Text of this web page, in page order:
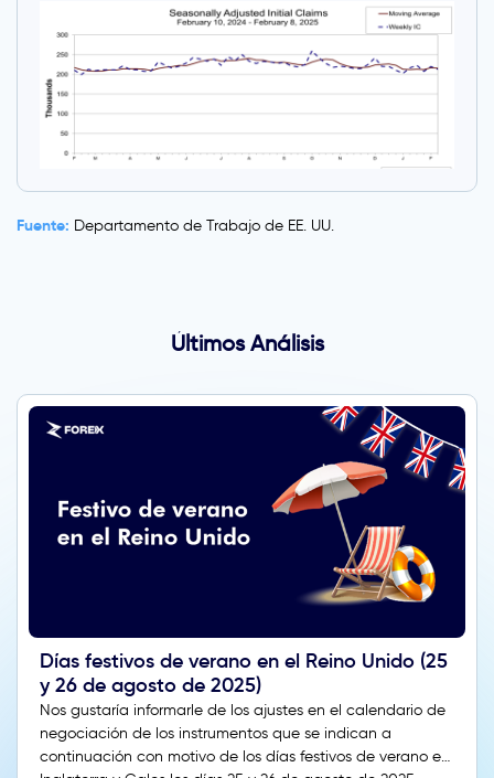
Fuente: Departamento de Trabajo de EE. UU.
Últimos Análisis
Días festivos de verano en el Reino Unido (25
y 26 de agosto de 2025)
Nos gustaría informarle de los ajustes en el calendario de
negociación de los instrumentos que se indican a
continuación con motivo de los días festivos de verano en